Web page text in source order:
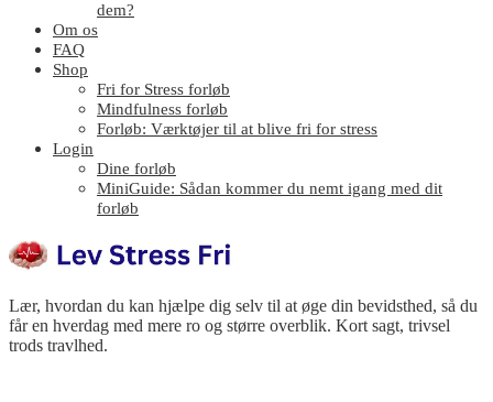
dem?
Om os
FAQ
Shop
Fri for Stress forløb
Mindfulness forløb
Forløb: Værktøjer til at blive fri for stress
Login
Dine forløb
MiniGuide: Sådan kommer du nemt igang med dit
forløb
Lær, hvordan du kan hjælpe dig selv til at øge din bevidsthed, så du
får en hverdag med mere ro og større overblik. Kort sagt, trivsel
trods travlhed.